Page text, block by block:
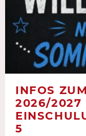
INFOS
2026/2027
5